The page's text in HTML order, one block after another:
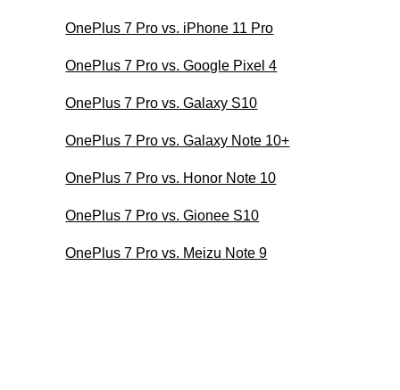
OnePlus 7 Pro vs. iPhone 11 Pro
OnePlus 7 Pro vs. Google Pixel 4
OnePlus 7 Pro vs. Galaxy S10
OnePlus 7 Pro vs. Galaxy Note 10+
OnePlus 7 Pro vs. Honor Note 10
OnePlus 7 Pro vs. Gionee S10
OnePlus 7 Pro vs. Meizu Note 9